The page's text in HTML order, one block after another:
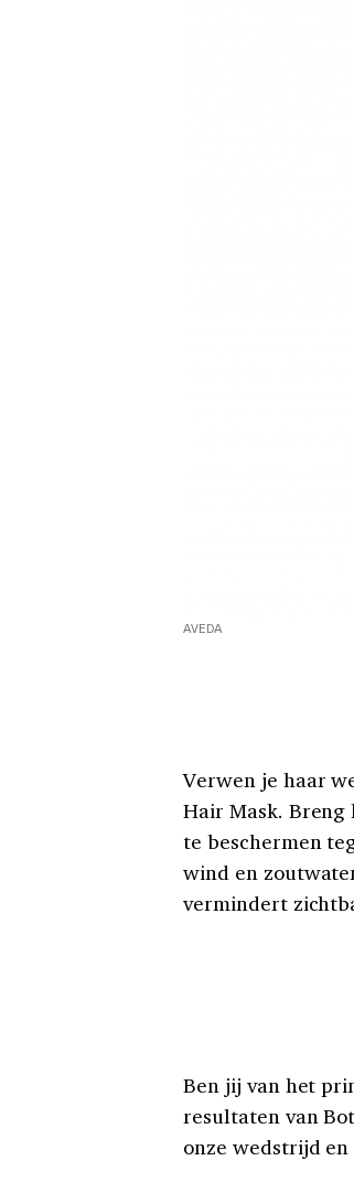
AVEDA
Verwen je haar
Hair Mask.
te beschermen
wind en
vermindert
Ben jij van het
resultaten van
onze wedstrijd en